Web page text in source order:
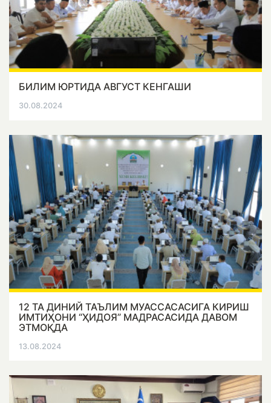
БИЛИМ ЮРТИДА АВГУСТ КЕНГАШИ
30.08.2024
12 ТА ДИНИЙ ТАЪЛИМ МУАССАСАСИГА КИРИШ
ИМТИҲОНИ “ҲИДОЯ” МАДРАСАСИДА ДАВОМ
ЭТМОҚДА
13.08.2024